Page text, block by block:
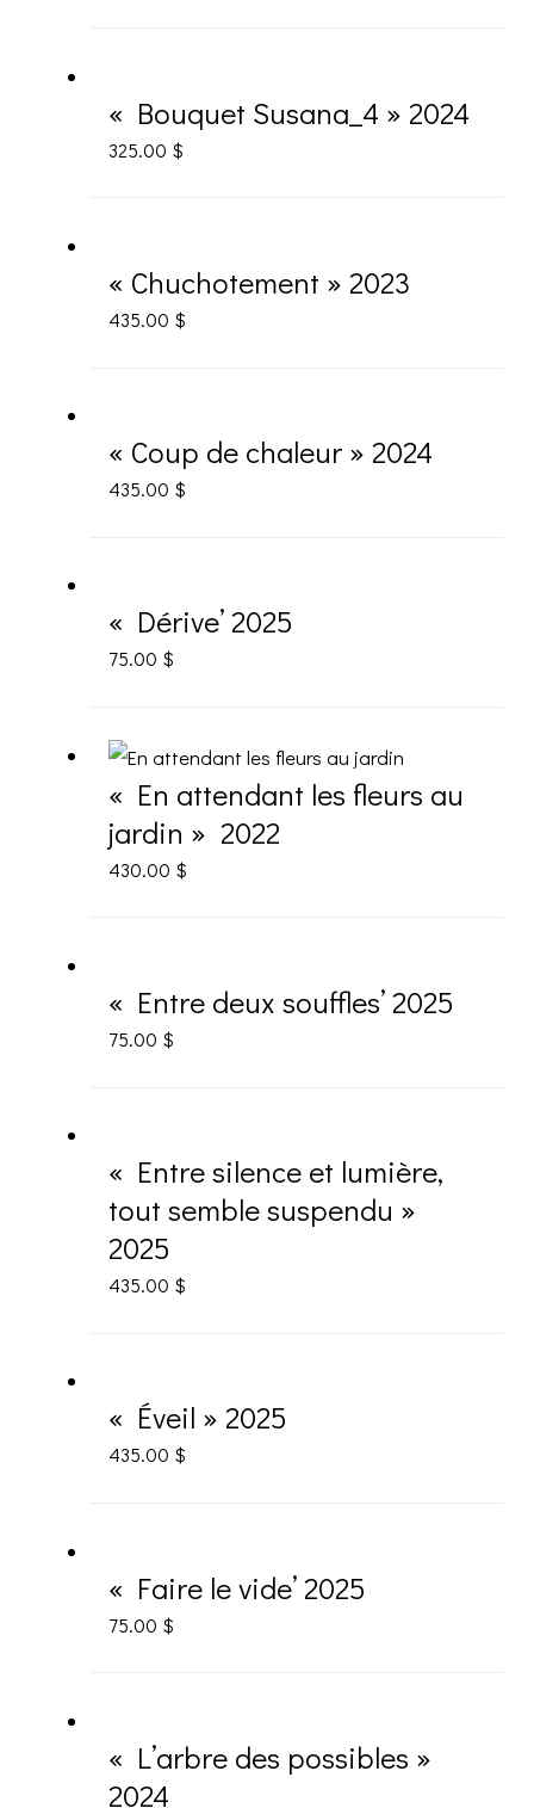
« Bouquet Susana_4 » 2024
325.00 $
« Chuchotement » 2023
435.00 $
« Coup de chaleur » 2024
435.00 $
« Dérive’ 2025
75.00 $
« En attendant les fleurs au
jardin » 2022
430.00 $
« Entre deux souffles’ 2025
75.00 $
« Entre silence et lumière,
tout semble suspendu »
2025
435.00 $
« Éveil » 2025
435.00 $
« Faire le vide’ 2025
75.00 $
« L’arbre des possibles »
2024